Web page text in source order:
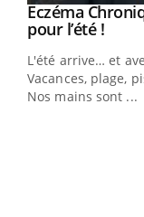
Youtube
Eczéma
pour l’été !
L'été arrive… et
Vacances, plage,
Nos mains sont ...